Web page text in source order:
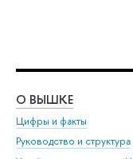
О ВЫШКЕ
Цифры и факты
Руководство и структура